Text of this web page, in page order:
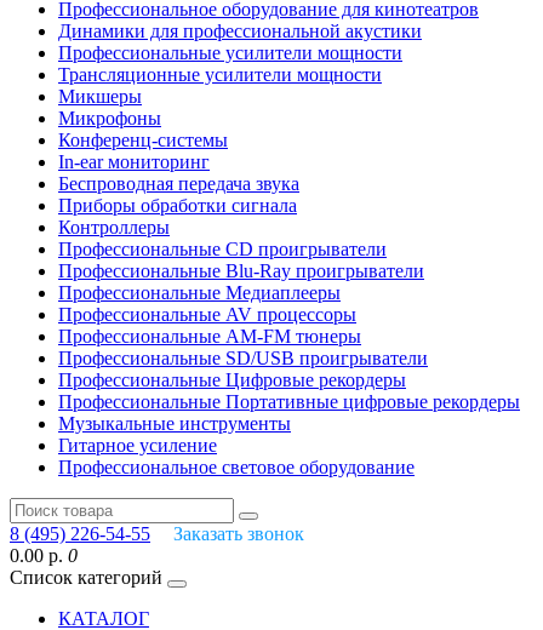
Профессиональное оборудование для кинотеатров
Динамики для профессиональной акустики
Профессиональные усилители мощности
Трансляционные усилители мощности
Микшеры
Микрофоны
Конференц-системы
In-ear мониторинг
Беспроводная передача звука
Приборы обработки сигнала
Контроллеры
Профессиональные СD проигрыватели
Профессиональные Blu-Ray проигрыватели
Профессиональные Медиаплееры
Профессиональные AV процессоры
Профессиональные AM-FM тюнеры
Профессиональные SD/USB проигрыватели
Профессиональные Цифровые рекордеры
Профессиональные Портативные цифровые рекордеры
Музыкальные инструменты
Гитарное усиление
Профессиональное световое оборудование
8 (495) 226-54-55
Заказать звонок
0.00 р. 0
Список категорий
КАТАЛОГ